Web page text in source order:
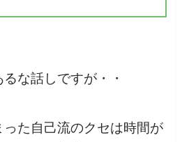
な話しですが・・
た自己流のクセは時間が